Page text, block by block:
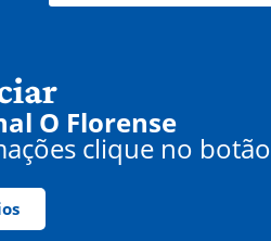
O Florense
clique no botão